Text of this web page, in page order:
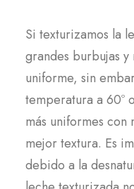
Si texturizamos la
grandes burbujas
uniforme, sin
temperatura a 60º
más uniformes
mejor textura. Es
debido a la